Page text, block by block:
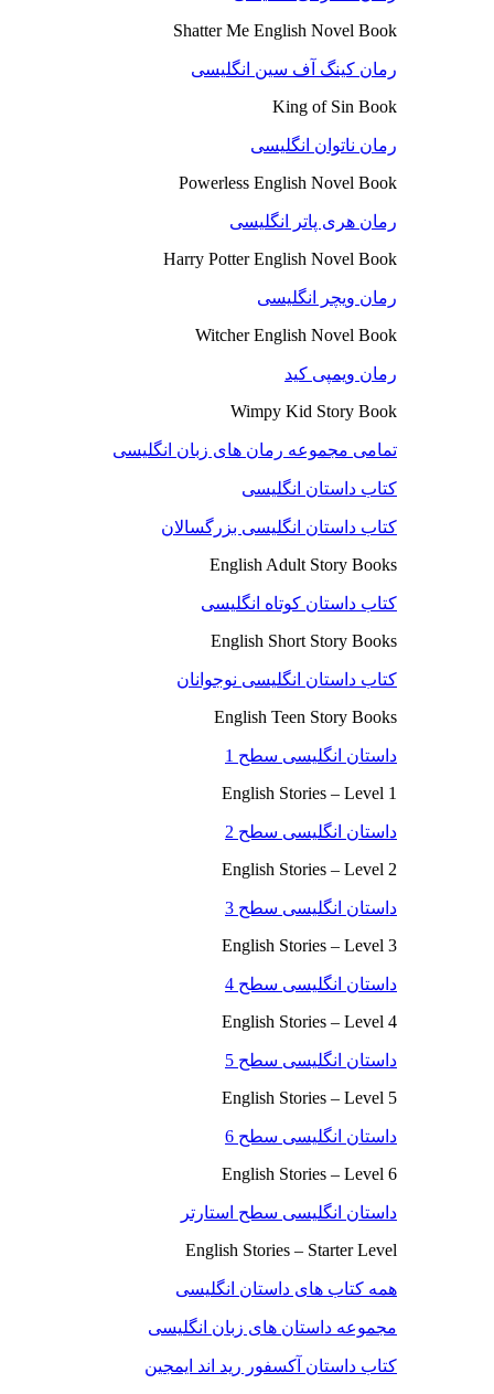
Shatter Me English Novel Book
رمان کینگ آف سین انگلیسی
King of Sin Book
رمان ناتوان انگلیسی
Powerless English Novel Book
رمان هری پاتر انگلیسی
Harry Potter English Novel Book
رمان ویچر انگلیسی
Witcher English Novel Book
رمان ویمپی کید
Wimpy Kid Story Book
تمامی مجموعه رمان های زبان انگلیسی
کتاب داستان انگلیسی
کتاب داستان انگلیسی بزرگسالان
English Adult Story Books
کتاب داستان کوتاه انگلیسی
English Short Story Books
کتاب داستان انگلیسی نوجوانان
English Teen Story Books
داستان انگلیسی سطح 1
English Stories – Level 1
داستان انگلیسی سطح 2
English Stories – Level 2
داستان انگلیسی سطح 3
English Stories – Level 3
داستان انگلیسی سطح 4
English Stories – Level 4
داستان انگلیسی سطح 5
English Stories – Level 5
داستان انگلیسی سطح 6
English Stories – Level 6
داستان انگلیسی سطح استارتر
English Stories – Starter Level
همه کتاب های داستان انگلیسی
مجموعه داستان های زبان انگلیسی
کتاب داستان آکسفور رید اند ایمجین